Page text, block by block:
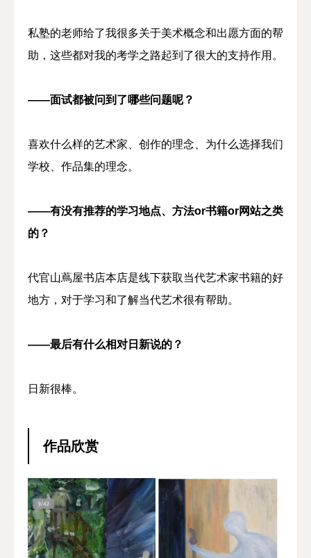
私塾的老师给了我很多关于美术概念和出愿方面的帮
助，这些都对我的考学之路起到了很大的支持作用。
——面试都被问到了哪些问题呢？
喜欢什么样的艺术家、创作的理念、为什么选择我们
学校、作品集的理念。
——有没有推荐的学习地点、方法or书籍or网站之类
的？
代官山蔦屋书店本店是线下获取当代艺术家书籍的好
地方，对于学习和了解当代艺术很有帮助。
——最后有什么相对日新说的？
日新很棒。
作品欣赏